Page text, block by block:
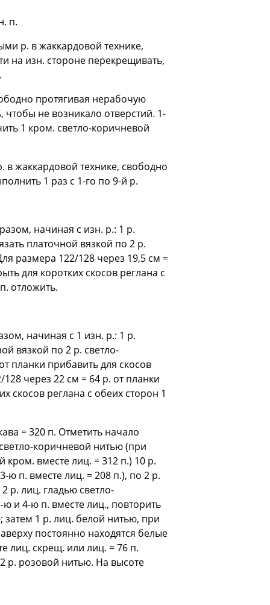
п.
р. в жаккардовой технике,
на изн. стороне перекрещивать,
протягивая нерабочую
не возникало отверстий. 1-
1 кром. светло-коричневой
в жаккардовой технике, свободно
1 раз с 1-го по 9-й р.
начиная с изн. р.: 1 р.
платочной вязкой по 2 р.
размера 122/128 через 19,5 см =
для коротких скосов реглана с
отложить.
начиная с 1 изн. р.: 1 р.
вязкой по 2 р. светло-
планки прибавить для скосов
через 22 см = 64 р. от планки
скосов реглана с обеих сторон 1
= 320 п. Отметить начало
коричневой нитью (при
вместе лиц. = 312 п.) 10 р.
ю п. вместе лиц. = 208 п.), по 2 р.
р. лиц. гладью светло-
и 4-ю п. вместе лиц., повторить
затем 1 р. лиц. белой нитью, при
постоянно находятся белые
лиц. скрещ. или лиц. = 76 п.
р. розовой нитью. На высоте